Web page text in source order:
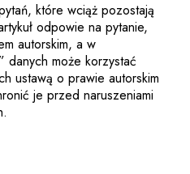
które wciąż pozostają
odpowie na pytanie,
autorskim, a w
danych może korzystać
ustawą o prawie autorskim
je przed naruszeniami